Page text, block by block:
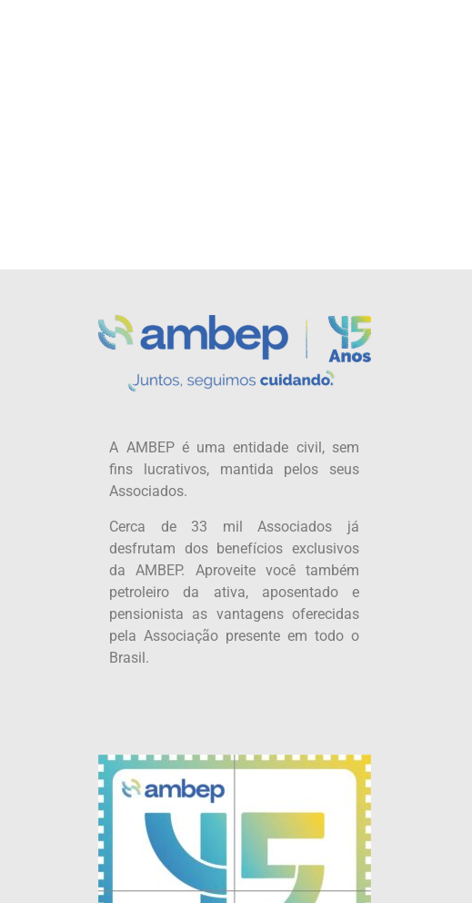
A AMBEP é uma entidade civil, sem
fins lucrativos, mantida pelos seus
Associados.
Cerca de 33 mil Associados já
desfrutam dos benefícios exclusivos
da AMBEP. Aproveite você também
petroleiro da ativa, aposentado e
pensionista as vantagens oferecidas
pela Associação presente em todo o
Brasil.